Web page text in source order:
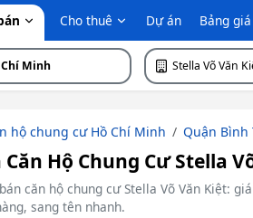
Cho thuê Dự án Bảng
Chí Minh Stella Võ Văn
hộ chung cư Hồ Chí Minh Quận Bình
Hộ Chung Cư Stella
căn hộ chung cư Stella Võ Văn Kiệt:
sang tên nhanh.